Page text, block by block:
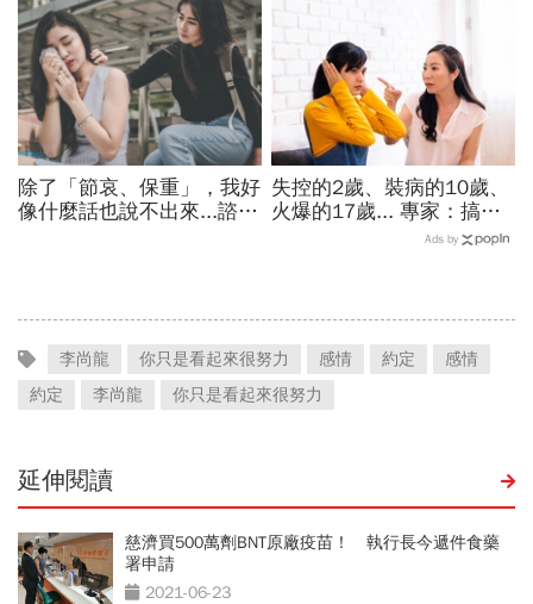
才能分
除了「節哀、保重」，我好
像什麼話也說不出來...諮商
失控的2歲、裝病的10歲、
火爆的17歲... 專家：搞懂
VSAI 四大狀態，隨時接住
Ads by
李尚龍 你只是看起來很努力 感情 約定
感情
約定
李尚龍 你只是看起來很努力
延伸閱讀
慈濟買500萬劑BNT原廠疫苗！ 執行長今遞件食藥
署申請
2021-06-23